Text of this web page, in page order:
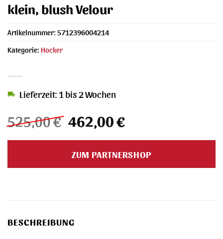
klein, blush Velour
525,00€ Ursprünglicher
Preis
war:
525,00 €
462,00€Aktueller
ist:
462,00 €.
Lieferzeit: 1 bis 2 Wochen
ZUM PARTNERSHOP
Artikelnummer: 5712396004214
Kategorie: Hocker
BESCHREIBUNG